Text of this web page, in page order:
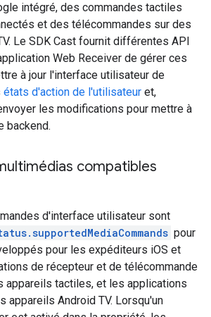
intégré, des commandes tactiles
et des télécommandes sur des
Le SDK Cast fournit différentes API
Web Receiver de gérer ces
à jour l'interface utilisateur de
états d'action de l'utilisateur et,
les modifications pour mettre à
backend.
compatibles
d'interface utilisateur sont
pour
pour les expéditeurs iOS et
de récepteur et de télécommande
appareils tactiles, et les applications
appareils Android TV. Lorsqu'un